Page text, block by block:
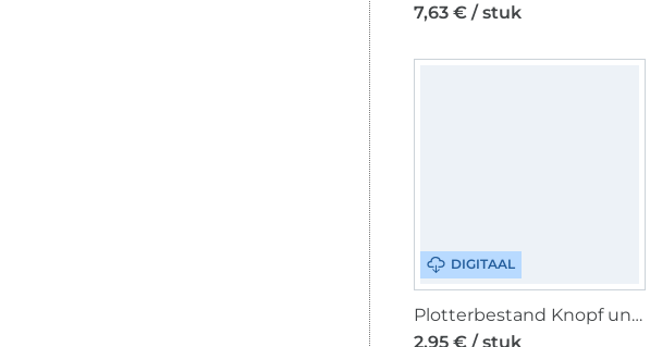
7,63 € / stuk
DIGITAAL
Plotterbestand Knopf und Nadel Kleiner Drache, Duits
2,95 € / stuk